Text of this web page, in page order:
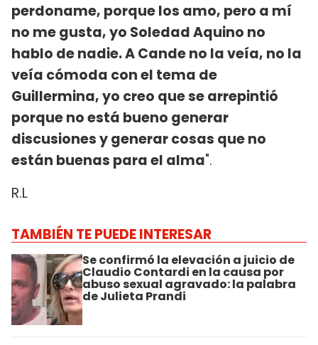
perdoname, porque los amo, pero a mí
no me gusta, yo Soledad Aquino no
hablo de nadie. A Cande no la veía, no la
veía cómoda con el tema de
Guillermina, yo creo que se arrepintió
porque no está bueno generar
discusiones y generar cosas que no
están buenas para el alma".
R.L
TAMBIÉN TE PUEDE INTERESAR
Se confirmó la elevación a juicio de
Claudio Contardi en la causa por
abuso sexual agravado: la palabra
de Julieta Prandi